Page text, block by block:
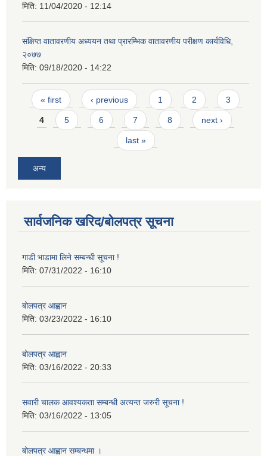
मिति: 11/04/2020 - 12:14
संक्षिप्त वातावरणीय अध्ययन तथा प्रारम्भिक वातावरणीय परीक्षण कार्यविधि,
२०७७
मिति: 09/18/2020 - 14:22
Pages
« first ‹ previous 1 2 3
4 5 6 7 8 next ›
last »
अन्य
सार्वजनिक खरिद/बोलपत्र सूचना
गाडी भाडामा लिने सम्बन्धी सूचना !
मिति: 07/31/2022 - 16:10
बोलपत्र आह्वान
मिति: 03/23/2022 - 16:10
बोलपत्र आह्वान
मिति: 03/16/2022 - 20:33
सवारी चालक आवश्यकता सम्बन्धी अत्यन्त जरुरी सूचना !
मिति: 03/16/2022 - 13:05
बोलपत्र आह्वान सम्बन्धमा ।